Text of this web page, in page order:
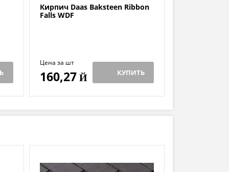
Кирпич Daas Baksteen Ribbon
Falls WDF
Цена за шт
160,27Й КУПИТЬ